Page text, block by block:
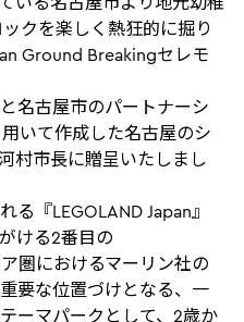
クを楽しく熱狂的に掘り
Ground Breakingセレモ
名古屋市のパートナーシ
いて作成した名古屋のシ
村市長に贈呈いたしまし
る『LEGOLAND Japan』
ける2番目の
圏におけるマーリン社の
要な位置づけとなる、一
ーマパークとして、2歳か